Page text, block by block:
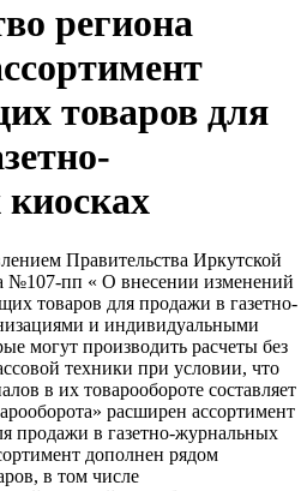
региона
товаров для
Правительства Иркутской
№107-пп « О внесении изменений
товаров для продажи в газетно-
и индивидуальными
могут производить расчеты без
техники при условии, что
в их товарообороте составляет
расширен ассортимент
продажи в газетно-журнальных
дополнен рядом
в том числе